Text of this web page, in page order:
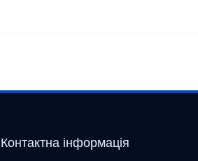
Контактна інформація